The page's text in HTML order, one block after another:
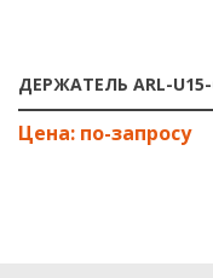
ДЕРЖАТЕЛЬ ARL-U15-